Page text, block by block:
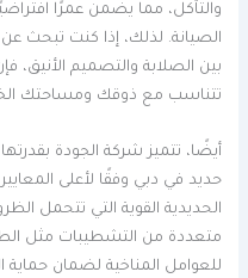
والتآكل، مما يضمن عمرًا
الصيانة. لذلك، إذا كنت تبحث
بين الصلابة والتصميم
تتناسب مع ذوقك ومساحتك
أيضًا، تتميز شركة الجودة
حديد في دبي وفقًا لأعلى
الحديدية القوية التي تتحمل
متعددة من التشطيبات مثل
للعوامل المناخية لضمان